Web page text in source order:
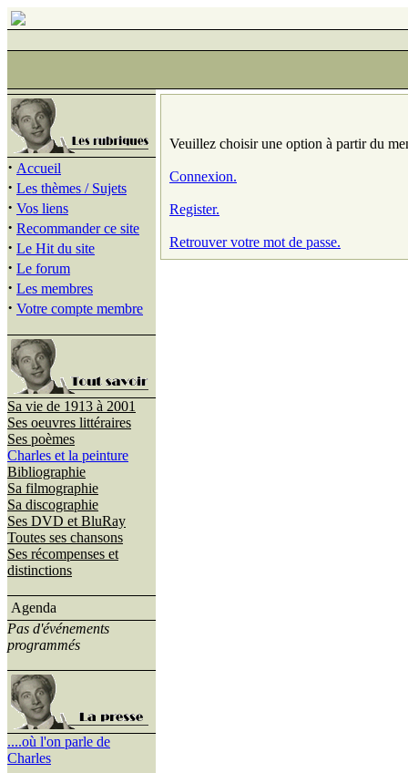
· Accueil
· Les thèmes / Sujets
· Vos liens
· Recommander ce site
· Le Hit du site
· Le forum
· Les membres
· Votre compte membre
Sa vie de 1913 à 2001
Ses oeuvres littéraires
Ses poèmes
Charles et la peinture
Bibliographie
Sa filmographie
Sa discographie
Ses DVD et BluRay
Toutes ses chansons
Ses récompenses et
distinctions
Agenda
Pas d'événements
programmés
....où l'on parle de
Charles
Veuillez choisir une option à partir du
Connexion.
Register.
Retrouver votre mot de passe.